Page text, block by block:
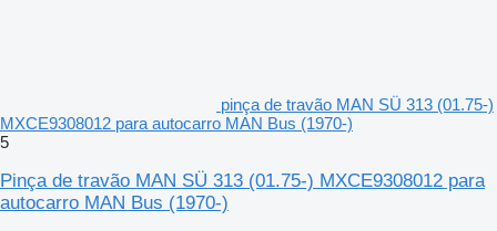
pinça de travão MAN SÜ 313 (01.75-)
MXCE9308012 para autocarro MAN Bus (1970-)
5
Pinça de travão MAN SÜ 313 (01.75-) MXCE9308012 para
autocarro MAN Bus (1970-)